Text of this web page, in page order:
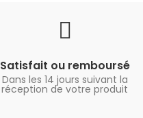
Satisfait ou remboursé
Dans les 14 jours suivant la
réception de votre produit